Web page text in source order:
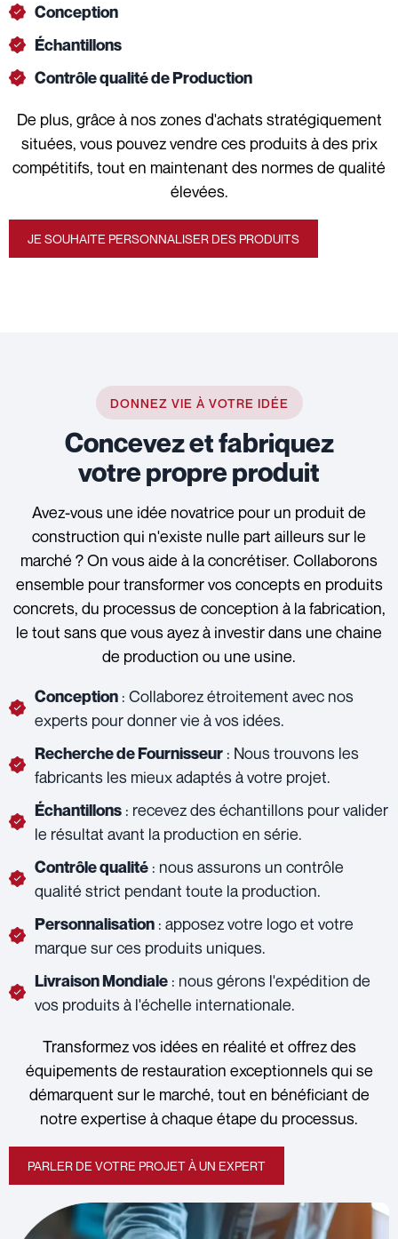
Conception
Échantillons
Contrôle qualité de Production
De plus, grâce à nos zones d'achats stratégiquement
situées, vous pouvez vendre ces produits à des prix
compétitifs, tout en maintenant des normes de qualité
élevées.
JE SOUHAITE PERSONNALISER DES PRODUITS
DONNEZ VIE À VOTRE IDÉE
Concevez et fabriquez
votre propre produit
Avez-vous une idée novatrice pour un produit de
construction qui n'existe nulle part ailleurs sur le
marché ? On vous aide à la concrétiser. Collaborons
ensemble pour transformer vos concepts en produits
concrets, du processus de conception à la fabrication,
le tout sans que vous ayez à investir dans une chaine
de production ou une usine.
Conception: Collaborez étroitement avec nos
experts pour donner vie à vos idées.
Recherche de Fournisseur: Nous trouvons les
fabricants les mieux adaptés à votre projet.
Échantillons: recevez des échantillons pour valider
le résultat avant la production en série.
Contrôle qualité: nous assurons un contrôle
qualité strict pendant toute la production.
Personnalisation: apposez votre logo et votre
marque sur ces produits uniques.
Livraison Mondiale: nous gérons l'expédition de
vos produits à l'échelle internationale.
Transformez vos idées en réalité et offrez des
équipements de restauration exceptionnels qui se
démarquent sur le marché, tout en bénéficiant de
notre expertise à chaque étape du processus.
PARLER DE VOTRE PROJET À UN EXPERT